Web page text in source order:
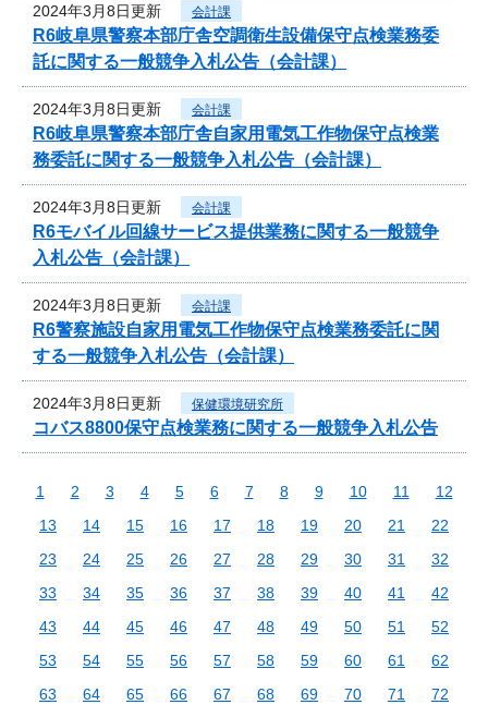
2024年3月8日更新 会計課
R6岐阜県警察本部庁舎空調衛生設備保守点検業務委
託に関する一般競争入札公告（会計課）
2024年3月8日更新 会計課
R6岐阜県警察本部庁舎自家用電気工作物保守点検業
務委託に関する一般競争入札公告（会計課）
2024年3月8日更新 会計課
R6モバイル回線サービス提供業務に関する一般競争
入札公告（会計課）
2024年3月8日更新 会計課
R6警察施設自家用電気工作物保守点検業務委託に関
する一般競争入札公告（会計課）
2024年3月8日更新 保健環境研究所
コバス8800保守点検業務に関する一般競争入札公告
1 2 3 4 5 6 7 8 9 10 11
12
13
14 15 16 17 18 19 20 21
22
23
24 25 26 27 28 29 30 31
32
33
34 35 36 37 38 39 40 41
42
43
44 45 46 47 48 49 50 51
52
53
54 55 56 57 58 59 60 61
62
63
64 65 66 67 68 69 70 71
72